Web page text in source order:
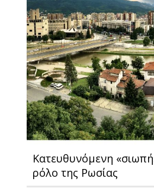
Κατευθυνόμενη
ρόλο της Ρωσίας